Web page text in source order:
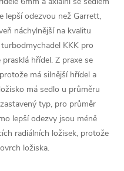
lepší odezvou než Garrett,
náchylnější na kvalitu
KKK pro
hřídel. Z praxe se
má silnější hřídel a
má sedlo u průměru
typ, pro průměr
lepší odezvy jsou méně
radiálních ložisek, protože
ložiska.